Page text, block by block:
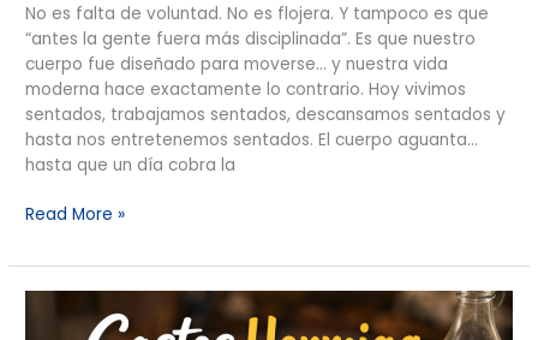
No es falta de voluntad. No es flojera. Y tampoco es que
“antes la gente fuera más disciplinada”. Es que nuestro
cuerpo fue diseñado para moverse… y nuestra vida
moderna hace exactamente lo contrario. Hoy vivimos
sentados, trabajamos sentados, descansamos sentados y
hasta nos entretenemos sentados. El cuerpo aguanta…
hasta que un día cobra la
Read More »